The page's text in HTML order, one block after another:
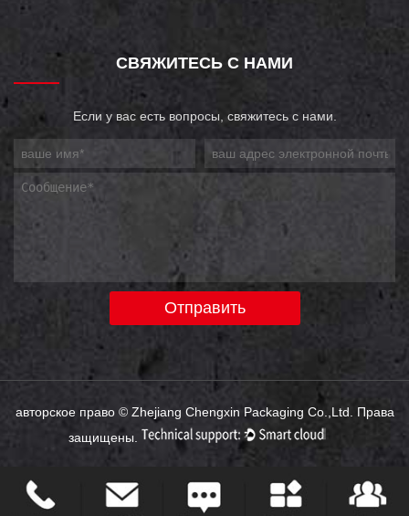
СВЯЖИТЕСЬ С НАМИ
Если у вас есть вопросы, свяжитесь с нами.
авторское право © Zhejiang Chengxin Packaging Co.,Ltd.
Права
защищены.